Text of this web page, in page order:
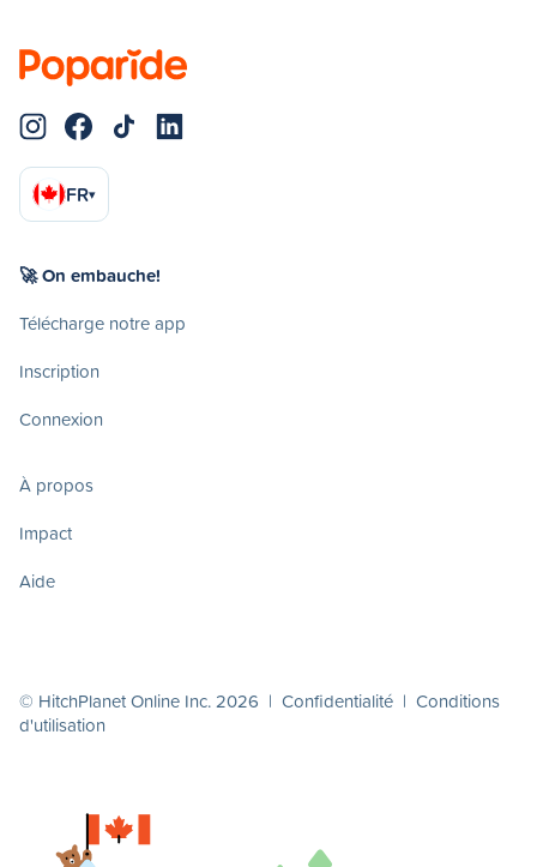
FR▾
🚀 On embauche!
Télécharge notre app
Inscription
Connexion
À propos
Impact
Aide
© HitchPlanet Online Inc. 2026 | Confidentialité | Conditions
d'utilisation